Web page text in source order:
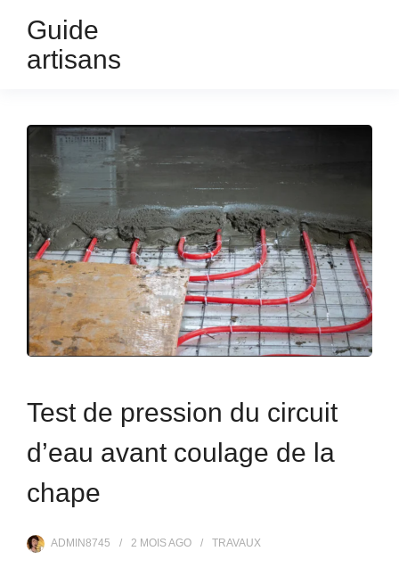
Guide
artisans
Test de pression du circuit
d’eau avant coulage de la
chape
ADMIN8745 2 MOISAGO TRAVAUX